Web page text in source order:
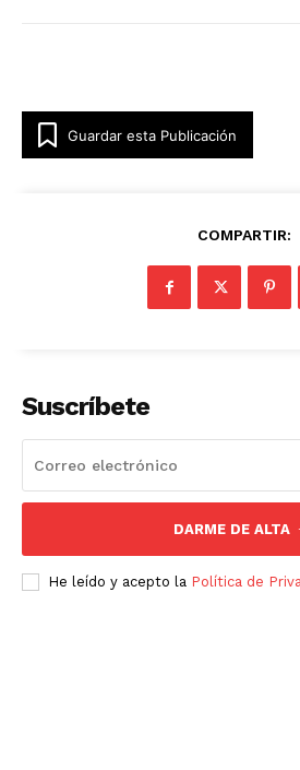
Guardar esta Publicación
COMPARTIR:
Suscríbete
DARME DE ALTA
He leído y acepto la Política de